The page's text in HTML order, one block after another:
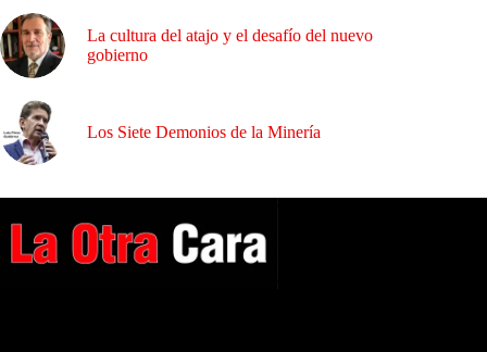
La cultura del atajo y el desafío del nuevo
gobierno
Los Siete Demonios de la Minería